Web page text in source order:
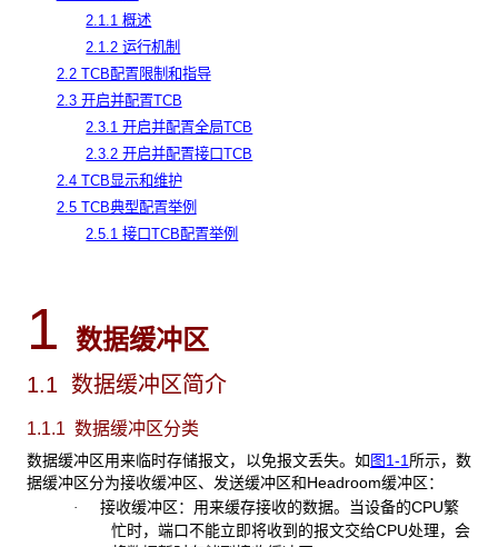
2.1.1 概述
2.1.2 运行机制
2.2 TCB配置限制和指导
2.3 开启并配置TCB
2.3.1 开启并配置全局TCB
2.3.2 开启并配置接口TCB
2.4 TCB显示和维护
2.5 TCB典型配置举例
2.5.1 接口TCB配置举例
1 数据缓冲区
1.1 数据缓冲区简介
1.1.1 数据缓冲区分类
数据缓冲区用来临时存储报文，以免报文丢失。如图1-1 所示，数
据缓冲区分为接收缓冲区、发送缓冲区和Headroom缓冲区：
· 接收缓冲区：用来缓存接收的数据。当设备的CPU繁
忙时，端口不能立即将收到的报文交给CPU处理，会